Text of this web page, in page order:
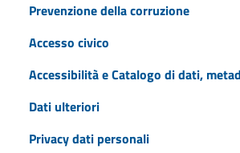
Prevenzione della corruzione
Accesso civico
Accessibilità e Catalogo di dati,
Dati ulteriori
Privacy dati personali